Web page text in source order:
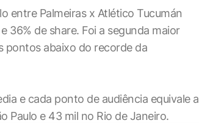
entre Palmeiras x Atlético Tucumán
36% de share. Foi a segunda maior
pontos abaixo do recorde da
e cada ponto de audiência equivale a
Paulo e 43 mil no Rio de Janeiro.